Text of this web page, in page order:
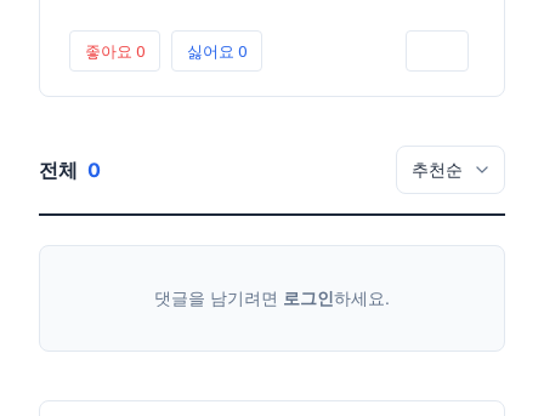
좋아요 0 싫어요 0
전체 0
댓글을 남기려면 로그인하세요.